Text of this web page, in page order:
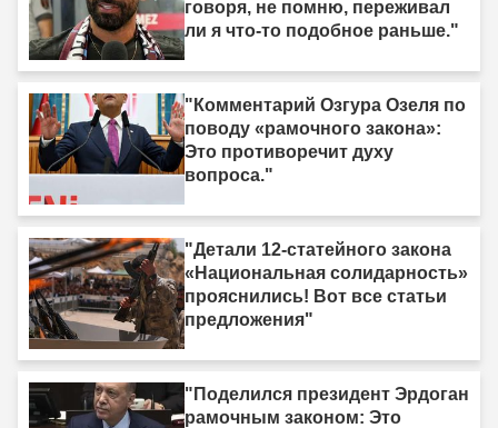
говоря, не помню, переживал
ли я что-то подобное раньше."
"Комментарий Озгура Озеля по
поводу «рамочного закона»:
Это противоречит духу
вопроса."
"Детали 12-статейного закона
«Национальная солидарность»
прояснились! Вот все статьи
предложения"
"Поделился президент Эрдоган
рамочным законом: Это